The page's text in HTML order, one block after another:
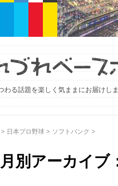
わる話題を楽しく気ままにお届けし
> 日本プロ野球 > ソフトバンク >
月別アーカイ